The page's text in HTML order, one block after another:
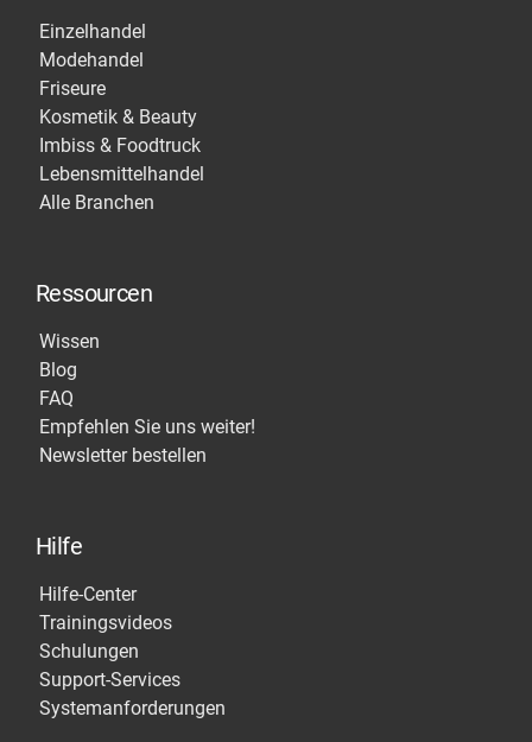
Einzelhandel
Modehandel
Friseure
Kosmetik & Beauty
Imbiss & Foodtruck
Lebensmittelhandel
Alle Branchen
Ressourcen
Wissen
Blog
FAQ
Empfehlen Sie uns weiter!
Newsletter bestellen
Hilfe
Hilfe-Center
Trainingsvideos
Schulungen
Support-Services
Systemanforderungen